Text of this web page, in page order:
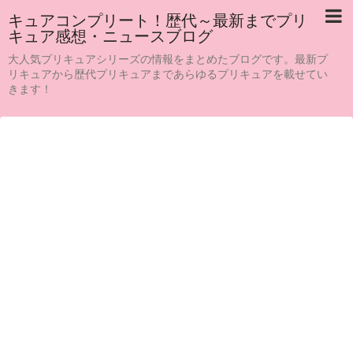
キュアコンプリート！歴代～最新までプリ
キュア感想・ニュースブログ
大人気プリキュアシリーズの情報をまとめたブログです。最新プ
リキュアから歴代プリキュアまであらゆるプリキュアを載せてい
きます！